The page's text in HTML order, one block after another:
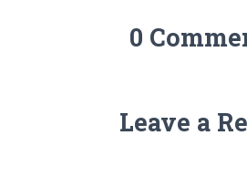
0
Leave a